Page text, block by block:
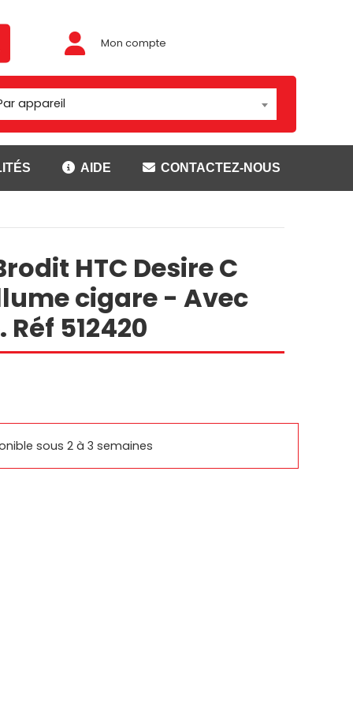
Mon compte
appareil
Adaptateur/rotules
Montage Carcomm
Rotules
SUPPORTS GETAC
AIDE CONTACTEZ-NOUS
HTC Desire C
cigare - Avec
512420
sous 2 à 3 semaines